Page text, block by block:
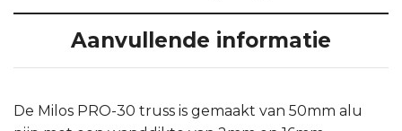
Aanvullende informatie
De Milos PRO-30 truss is gemaakt van 50mm alu